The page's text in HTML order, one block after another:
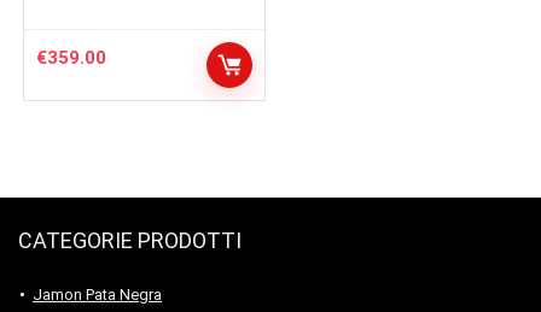
€359.00
CATEGORIE PRODOTTI
Jamon Pata Negra